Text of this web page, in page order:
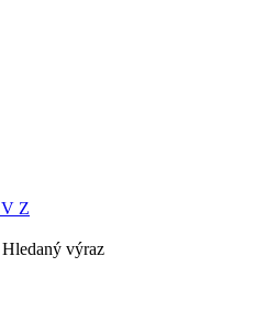
V Z
Hledaný výraz